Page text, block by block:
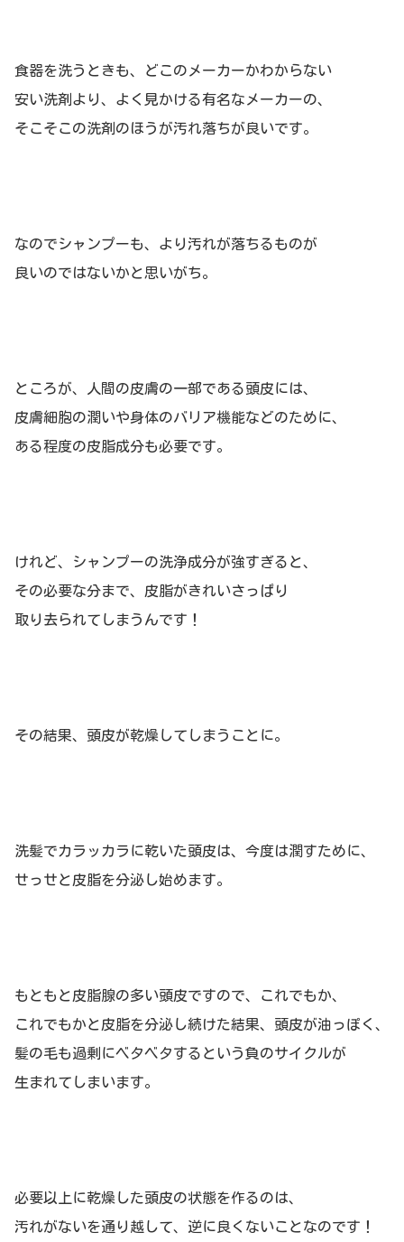
食器を洗うときも、どこのメーカーかわからない
安い洗剤より、よく見かける有名なメーカーの、
そこそこの洗剤のほうが汚れ落ちが良いです。
なのでシャンプーも、より汚れが落ちるものが
良いのではないかと思いがち。
ところが、人間の皮膚の一部である頭皮には、
皮膚細胞の潤いや身体のバリア機能などのために、
ある程度の皮脂成分も必要です。
けれど、シャンプーの洗浄成分が強すぎると、
その必要な分まで、皮脂がきれいさっぱり
取り去られてしまうんです！
その結果、頭皮が乾燥してしまうことに。
洗髪でカラッカラに乾いた頭皮は、今度は潤すために、
せっせと皮脂を分泌し始めます。
もともと皮脂腺の多い頭皮ですので、これでもか、
これでもかと皮脂を分泌し続けた結果、頭皮が油っぽく、
髪の毛も過剰にベタベタするという負のサイクルが
生まれてしまいます。
必要以上に乾燥した頭皮の状態を作るのは、
汚れがないを通り越して、逆に良くないことなのです！